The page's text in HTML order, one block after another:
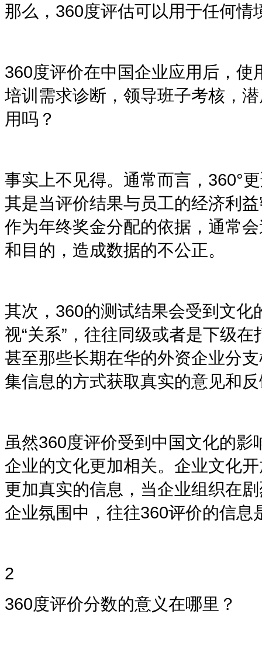
那么， 360度评估可以用于任何情
360度评价在中国企业应用后，使
培训需求诊断，领导班子考核，
用吗？
事实上不见得。通常而言， 360°
其是当评价结果与员工的经济利
作为年终奖金分配的依据，通常
和目的，造成数据的不公正。
其次， 360的测试结果会受到文化
视“关系” ，往往同级或者是下级
甚至那些长期在华的外资企业分
集信息的方式获取真实的意见和
虽然360度评价受到中国文化的影
企业的文化更加相关。企业文化
更加真实的信息，当企业组织在
企业氛围中，往往360评价的信息
2
360度评价分数的意义在哪里？